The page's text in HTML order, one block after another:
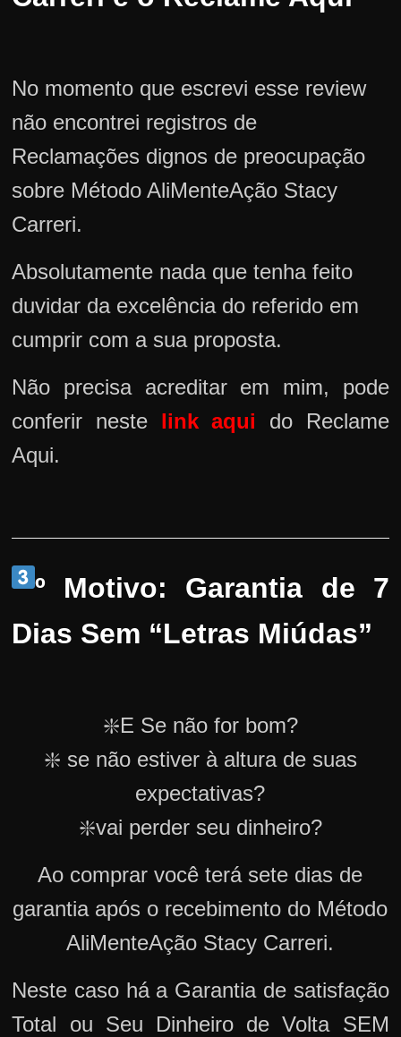
No momento que escrevi esse review
não encontrei registros de
Reclamações dignos de preocupação
sobre Método AliMenteAção Stacy
Carreri.
Absolutamente nada que tenha feito
duvidar da excelência do referido em
cumprir com a sua proposta.
Não precisa acreditar em mim, pode
conferir neste link aqui do Reclame
Aqui.
º Motivo: Garantia de 7
Dias Sem “Letras Miúdas”
❇️E Se não for bom?
❇️ se não estiver à altura de suas
expectativas?
❇️vai perder seu dinheiro?
Ao comprar você terá sete dias de
garantia após o recebimento do Método
AliMenteAção Stacy Carreri.
Neste caso há a Garantia de satisfação
Total ou Seu Dinheiro de Volta SEM